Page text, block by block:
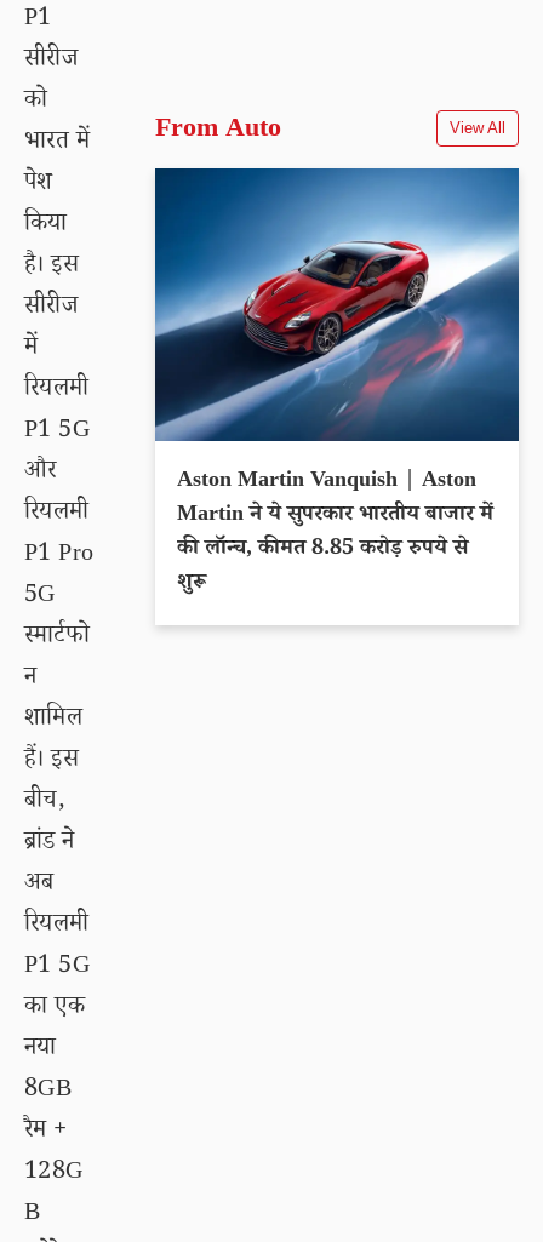
P1
सीरीज
को
भारत में
पेश
किया
है। इस
सीरीज
में
रियलमी
P1 5G
और
रियलमी
P1 Pro
5G
स्मार्टफो
न
शामिल
हैं। इस
बीच,
ब्रांड ने
अब
रियलमी
P1 5G
का एक
नया
8GB
रैम +
128G
B
From Auto View All
Aston Martin Vanquish | Aston
Martin ने ये सुपरकार भारतीय बाजार में
की लॉन्च, कीमत 8.85 करोड़ रुपये से
शुरू